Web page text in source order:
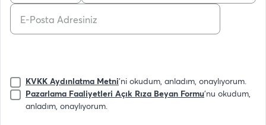
KVKK Aydınlatma Metni'ni okudum, anladım, onaylıyorum.
Pazarlama Faaliyetleri Açık Rıza Beyan Formu'nu okudum,
anladım, onaylıyorum.